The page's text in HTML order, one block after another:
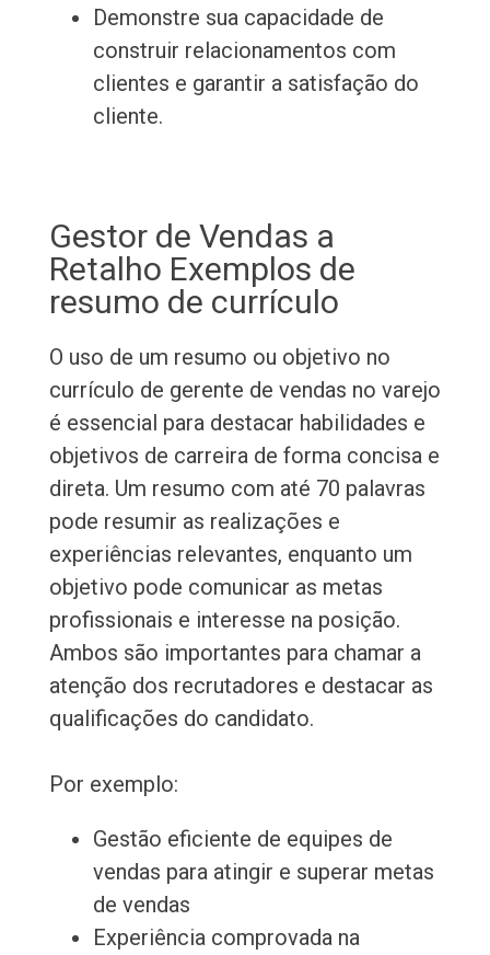
Demonstre sua capacidade de
construir relacionamentos com
clientes e garantir a satisfação do
cliente.
Gestor de Vendas a
Retalho Exemplos de
resumo de currículo
O uso de um resumo ou objetivo no
currículo de gerente de vendas no varejo
é essencial para destacar habilidades e
objetivos de carreira de forma concisa e
direta. Um resumo com até 70 palavras
pode resumir as realizações e
experiências relevantes, enquanto um
objetivo pode comunicar as metas
profissionais e interesse na posição.
Ambos são importantes para chamar a
atenção dos recrutadores e destacar as
qualificações do candidato.
Por exemplo:
Gestão eficiente de equipes de
vendas para atingir e superar metas
de vendas
Experiência comprovada na